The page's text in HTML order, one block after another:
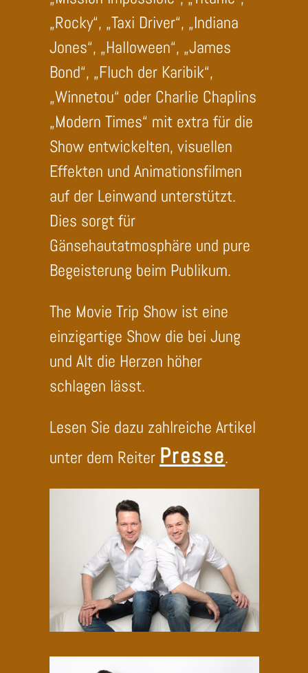
„Rocky“, „Taxi Driver“, „Indiana
Jones“, „Halloween“, „James
Bond“, „Fluch der Karibik“,
„Winnetou“ oder Charlie Chaplins
„Modern Times“ mit extra für die
Show entwickelten, visuellen
Effekten und Animationsfilmen
auf der Leinwand unterstützt.
Dies sorgt für
Gänsehautatmosphäre und pure
Begeisterung beim Publikum.
The Movie Trip Show ist eine
einzigartige Show die bei Jung
und Alt die Herzen höher
schlagen lässt.
Lesen Sie dazu zahlreiche Artikel
unter dem Reiter Presse